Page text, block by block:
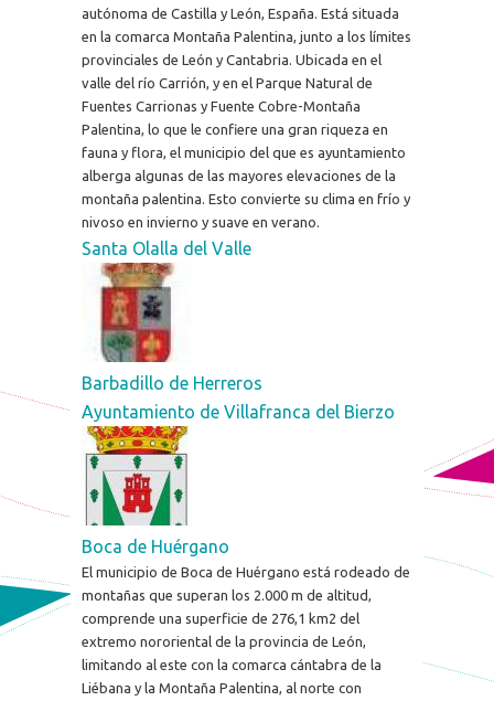
autónoma de Castilla y León, España. Está situada
en la comarca Montaña Palentina, junto a los límites
provinciales de León y Cantabria. Ubicada en el
valle del río Carrión, y en el Parque Natural de
Fuentes Carrionas y Fuente Cobre-Montaña
Palentina, lo que le confiere una gran riqueza en
fauna y flora, el municipio del que es ayuntamiento
alberga algunas de las mayores elevaciones de la
montaña palentina. Esto convierte su clima en frío y
nivoso en invierno y suave en verano.
Santa Olalla del Valle
Barbadillo de Herreros
Ayuntamiento de Villafranca del Bierzo
Boca de Huérgano
El municipio de Boca de Huérgano está rodeado de
montañas que superan los 2.000 m de altitud,
comprende una superficie de 276,1 km2 del
extremo nororiental de la provincia de León,
limitando al este con la comarca cántabra de la
Liébana y la Montaña Palentina, al norte con